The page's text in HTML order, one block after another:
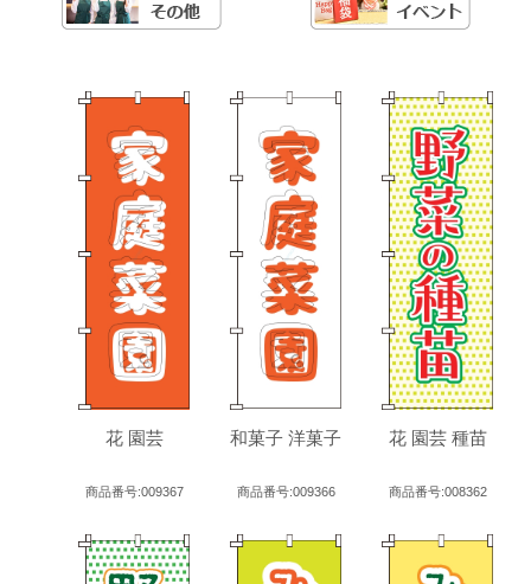
花 園芸
商品番号:009367
和菓子 洋菓子
商品番号:009366
花 園芸 種苗
商品番号:008362